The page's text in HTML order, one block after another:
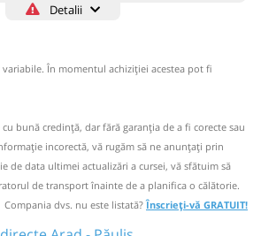
Detalii
Pagină operator
+40740377212; +40723368312;
aici
din călătoria ta ⤣
În momentul achiziției acestea pot fi
bună credinţă, dar fără garanţia de a fi corecte sau
incorectă, vă rugăm să ne anunțați prin
de data ultimei actualizări a cursei, vă sfătuim să
de transport înainte de a planifica o călătorie.
Compania dvs. nu este listată?Înscrieți-vă GRATUIT!